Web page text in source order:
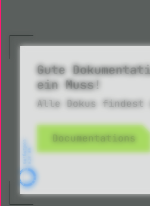
Gute
ein Muss!
Alle Dokus findest
Documentations